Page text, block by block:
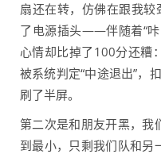
扇还在转，仿佛在跟我较
了电源插头——伴随着“咔
心情却比掉了100分还糟
被系统判定“中途退出”，
刷了半屏。
第二次是和朋友开黑，我
到最小，只剩我们队和另